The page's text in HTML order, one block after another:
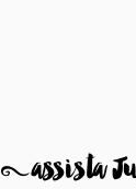
8assista